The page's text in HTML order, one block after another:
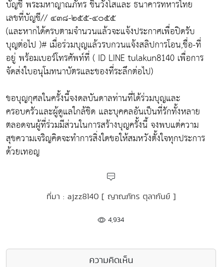
บัญชี พระมหาญาณภัทร ชินวังโสและ ธนาคารทหารไทย
เลขที่บัญชี// ๔๓๘-๒๕๕-๔๐๕๕
(และหากได้ครบตามจำนวนแล้วจะแจ้งประกาศเพื่อปิดรับ
บุญต่อไป )# เมื่อร่วมบุญแล้วรบกวนแจ้งสลิปการโอน,ชื่อ-ที่
อยู่ พร้อมเบอร์โทรศัพท์ที่ ( ID LINE tulakun8140 เพื่อการ
จัดส่งใบอนุโมทนาบัตรและของที่ระลึกต่อไป)
ขอบุญกุศลในครั้งนี้จงดลบันดาลท่านที่ได้ร่วมบุญและ
ครอบครัวและผู้ดูแลใกล้ชิด และบุคคลอันเป็นที่รักทั้งหลาย
ตลอดจนผู้ที่ร่วมมีส่วนในการสร้างบุญครั้งนี้ จงพบแต่ความ
สุขความเจริญคิดจะทำการสิ่งใดขอให้สมหวังตั้งใจทุกประการ
ด้วยเทอญ
ที่มา : ajzz8140 [ ญาณภัทร ตุลากันย์ ]
4,934
ความคิดเห็น